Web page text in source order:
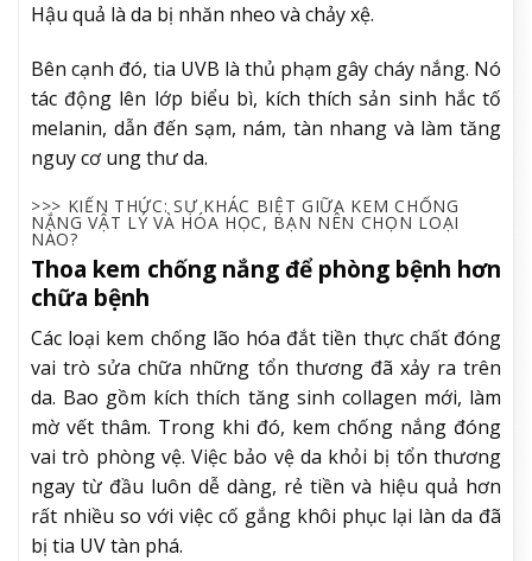
Hậu quả là da bị nhăn nheo và chảy xệ.
Bên cạnh đó, tia UVB là thủ phạm gây cháy nắng. Nó
tác động lên lớp biểu bì, kích thích sản sinh hắc tố
melanin, dẫn đến sạm, nám, tàn nhang và làm tăng
nguy cơ ung thư da.
>>> KIẾN THỨC: SỰ KHÁC BIỆT GIỮA KEM CHỐNG
NẮNG VẬT LÝ VÀ HÓA HỌC, BẠN NÊN CHỌN LOẠI
NÀO?
Thoa kem chống nắng để phòng bệnh hơn
chữa bệnh
Các loại kem chống lão hóa đắt tiền thực chất đóng
vai trò sửa chữa những tổn thương đã xảy ra trên
da. Bao gồm kích thích tăng sinh collagen mới, làm
mờ vết thâm. Trong khi đó, kem chống nắng đóng
vai trò phòng vệ. Việc bảo vệ da khỏi bị tổn thương
ngay từ đầu luôn dễ dàng, rẻ tiền và hiệu quả hơn
rất nhiều so với việc cố gắng khôi phục lại làn da đã
bị tia UV tàn phá.